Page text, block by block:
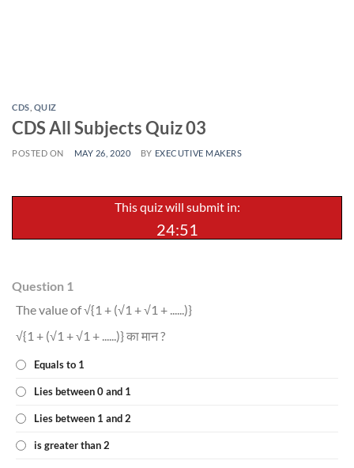
CDS QUIZ
CDS All Subjects Quiz 03
POSTED ON MAY 26, 2020 BY EXECUTIVE MAKERS
This quiz will submit in:
24:50
Question 1
The value of √{1 + (√1 + √1 + ......)}
√{1 + (√1 + √1 + ......)} का मान ?
Equals to 1
Lies between 0 and 1
Lies between 1 and 2
is greater than 2